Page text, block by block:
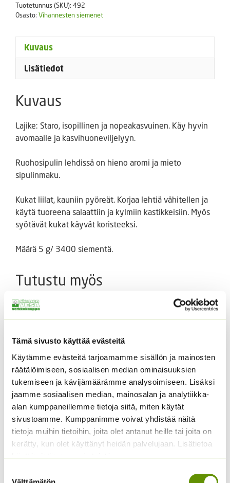
Tämä sivusto käyttää evästeitä
Käytämme evästeitä tarjoamamme sisällön ja mainosten
räätälöimiseen, sosiaalisen median ominaisuuksien
tukemiseen ja kävijämäärämme analysoimiseen. Lisäksi
jaamme sosiaalisen median, mainosalan ja analytiikka-
alan kumppaneillemme tietoja siitä, miten käytät
sivustoamme. Kumppanimme voivat yhdistää näitä
tietoja muihin tietoihin, joita olet antanut heille tai joita on
kerätty, kun olet käyttänyt heidän palvelujaan. Lisätietoa
käyttämistämme evästeistä
Tuotetunnus (SKU): 492
Osasto: Vihannesten siemenet
Kuvaus
Lisätiedot
Kuvaus
Lajike: Staro, isopillinen ja nopeakasvuinen. Käy hyvin
avomaalle ja kasvihuoneviljelyyn.
Ruohosipulin lehdissä on hieno aromi ja mieto
sipulinmaku.
Kukat liilat, kauniin pyöreät. Korjaa lehtiä vähitellen ja
käytä tuoreena salaattiin ja kylmiin kastikkeisiin. Myös
syötävät kukat käyvät koristeeksi.
Määrä 5 g/ 3400 siementä.
Tutustu myös
Amppeli/snack- kurkku
Mini Stars F1
14,00€ – 195,00€Hintaluokka:
14,00 €
Sisältää
arvonlisäveron
Pensastomaatti Totem
F1 10 s.
4,95€ Sisältää arvonlisäveron